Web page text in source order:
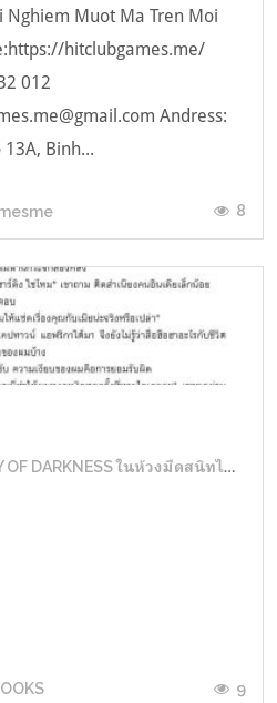
Nghiem Muot Ma Tren Moi
hitclubgames.me/
012
Andress:
Binh...
8
DARKNESS ในห้วงมืดสนิทไม่มิดแสง
9